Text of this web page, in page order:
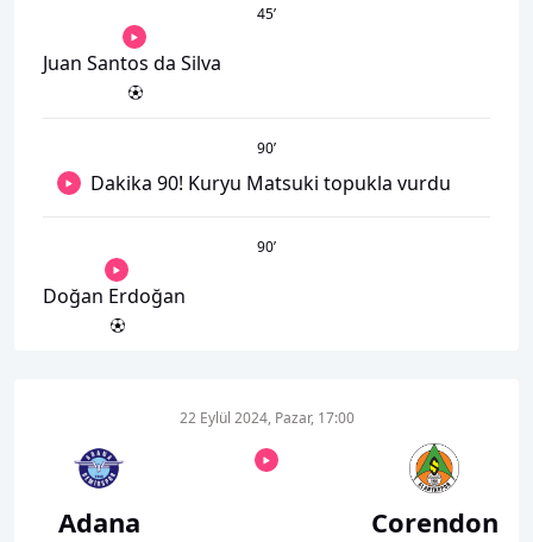
45’
Juan Santos da Silva
90’
Dakika 90! Kuryu Matsuki topukla vurdu
90’
Doğan Erdoğan
Adana
22 Eylül 2024, Pazar, 17:00
Corendon